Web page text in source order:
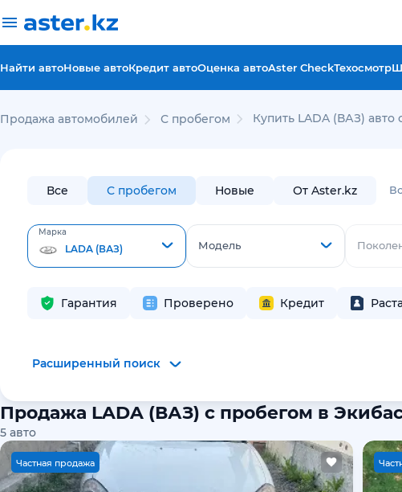
Найти автоНовые автоКредит автоОценка автоAster CheckТехосмотр
Продажа автомобилей С пробегом Купить LADA (ВАЗ) авто
Все С пробегом Новые От Aster.kz
Марка
LADA (ВАЗ) Модель
Гарантия Проверено Кредит
Расширенный поиск
Продажа LADA (ВАЗ) с пробегом в
5 авто
Частная продажа Ч